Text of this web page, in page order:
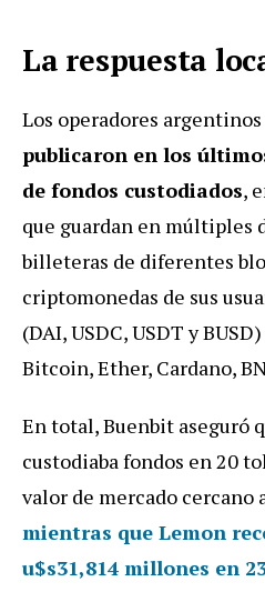
La respuesta
Los operadores argentinos
publicaron en los
de fondos custodiados,
que guardan en múltiples
billeteras de diferentes
criptomonedas de sus
(DAI, USDC, USDT y
Bitcoin, Ether, Cardano,
En total, Buenbit aseguró
custodiaba fondos en 20
valor de mercado cercano
mientras que Lemon
u$s31,814 millones en